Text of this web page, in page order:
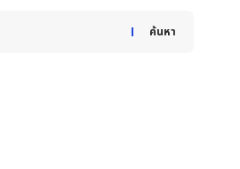
ค้นหา
results are available use up and